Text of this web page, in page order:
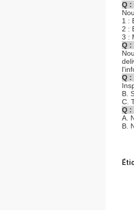
Q :
1 :
2 :
3 :
Q :
Q :
B.
C.
Q :
A.
B.